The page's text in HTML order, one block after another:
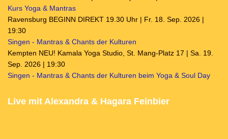
Kurs Yoga & Mantras
Ravensburg BEGINN DIREKT 19.30 Uhr | Fr. 18. Sep. 2026 |
19:30
Singen - Mantras & Chants der Kulturen
Kempten NEU! Kamala Yoga Studio, St. Mang-Platz 17 | Sa. 19.
Sep. 2026 | 19:30
Singen - Mantras & Chants der Kulturen beim Yoga & Soul Day
Live mit Alexandra & Hagara Feinbier